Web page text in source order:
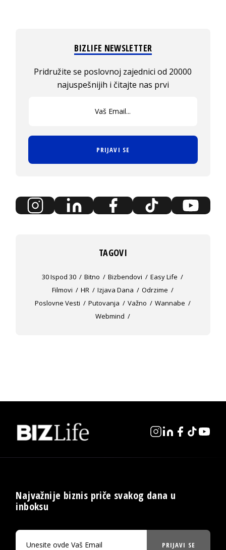
BIZLIFE NEWSLETTER
Pridružite se poslovnoj zajednici od 20000
najuspešnijih i čitajte nas prvi
PRIJAVI SE
TAGOVI
30 Ispod 30 Bitno Bizbendovi
Easy Life
Filmovi
HR Izjava Dana
Odrzime
Poslovne Vesti
Putovanja Važno
Wannabe
Webmind
Najvažnije biznis priče svakog dana u
inboksu
PRIJAVI SE